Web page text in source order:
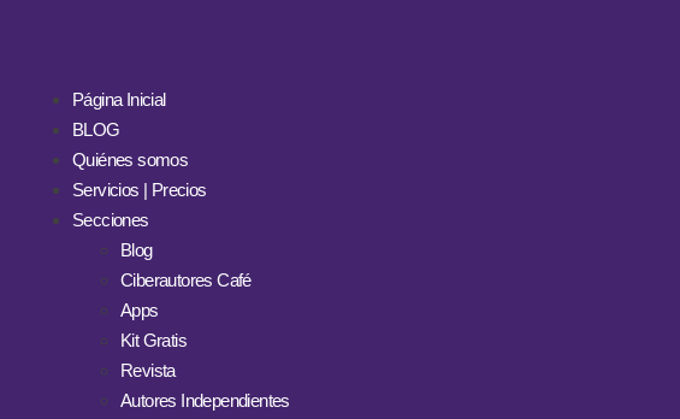
Página Inicial
BLOG
Quiénes somos
Servicios | Precios
Secciones
Blog
Ciberautores Café
Apps
Kit Gratis
Revista
Autores Independientes